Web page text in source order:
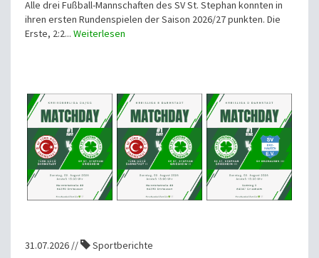
Alle drei Fußball-Mannschaften des SV St. Stephan konnten in
ihren ersten Rundenspielen der Saison 2026/27 punkten. Die
Erste, 2:2... Weiterlesen
31.07.2026 // Sportberichte